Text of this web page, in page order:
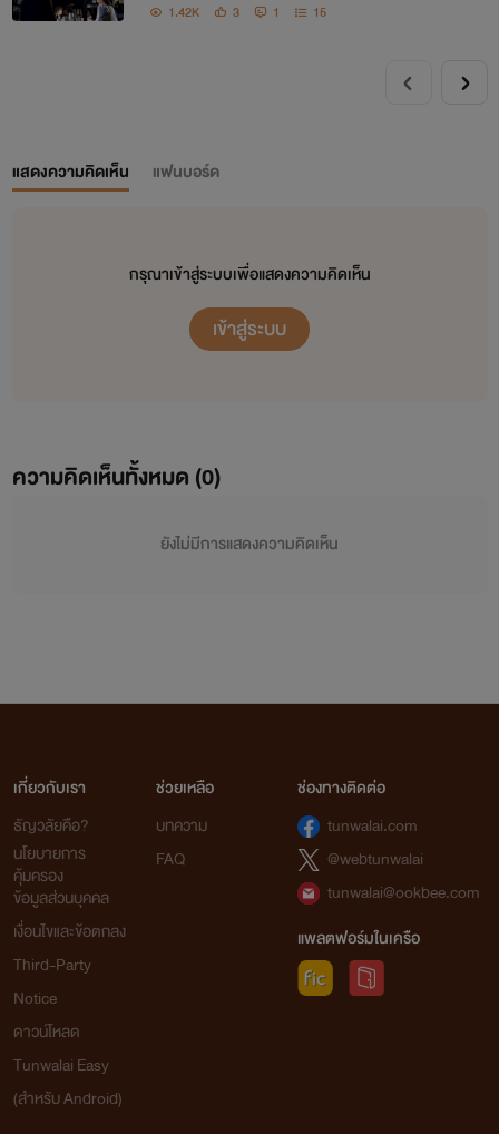
1.42K 3 1 15
แสดงความคิดเห็น แฟนบอร์ด
กรุณาเข้าสู่ระบบเพื่อแสดงความคิดเห็น
เข้าสู่ระบบ
ความคิดเห็นทั้งหมด (0)
ยังไม่มีการแสดงความคิดเห็น
เกี่ยวกับเรา
ธัญวลัยคือ?
นโยบายการ
คุ้มครอง
ข้อมูลส่วนบุคคล
เงื่อนไขและข้อตกลง
Third-Party
Notice
ดาวน์โหลด
Tunwalai Easy
(สำหรับ Android)
ช่วยเหลือ
บทความ
FAQ
ช่องทางติดต่อ
tunwalai.com
@webtunwalai
tunwalai@ookbee.com
แพลตฟอร์มในเครือ